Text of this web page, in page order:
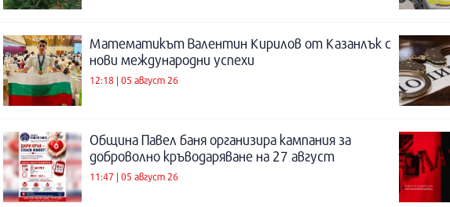
Математикът Валентин Кирилов от Казанлък с
нови международни успехи
12:18 | 05 август 26
Община Павел баня организира кампания за
доброволно кръводаряване на 27 август
11:47 | 05 август 26